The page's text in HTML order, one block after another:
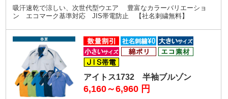
吸汗速乾で涼しい、次世代型ウエア 豊富なカラーバリエーショ
ン エコマーク基準対応 JIS帯電防止 【社名刺繍無料】
アイトス1732 半袖ブルゾン
6,160～6,960 円